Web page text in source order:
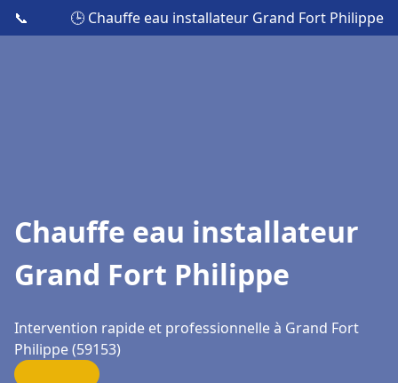
📞 🕒 Chauffe eau installateur Grand Fort Philippe
Chauffe eau installateur
Grand Fort Philippe
Intervention rapide et professionnelle à Grand Fort
Philippe (59153)